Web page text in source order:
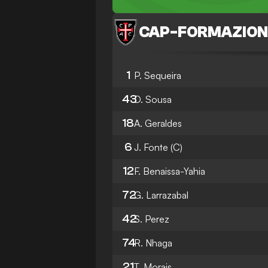
CAP-
1 P. Sequeira
43D. Sousa
18A. Geraldes
6 J. Fonte (C)
12F. Benaissa-Yahia
72G. Larrazabal
42S. Perez
74R. Nhaga